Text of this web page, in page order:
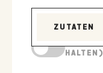
ZUTATEN
HALTEN)